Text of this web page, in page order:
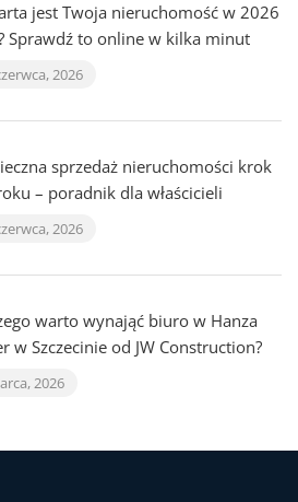
jest Twoja nieruchomość w 2026
Sprawdź to online w kilka minut
2026
sprzedaż nieruchomości krok
– poradnik dla właścicieli
2026
warto wynająć biuro w Hanza
w Szczecinie od JW Construction?
2026